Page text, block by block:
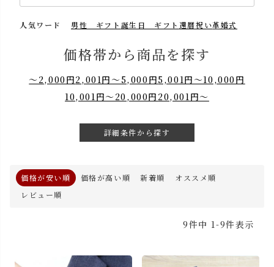
人気ワード 男性 ギフト 誕生日 ギフト 還暦祝い革婚式
価格帯から商品を探す
～2,000円2,001円～5,000円5,001円～10,000円
10,001円～20,000円 20,001円～
詳細条件から探す
価格が安い順 価格が高い順 新着順
オススメ順
レビュー順
9件中 1-9件表示